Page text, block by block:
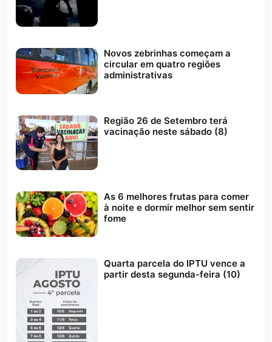
Novos zebrinhas começam a
circular em quatro regiões
administrativas
Região 26 de Setembro terá
vacinação neste sábado (8)
As 6 melhores frutas para comer
à noite e dormir melhor sem sentir
fome
Quarta parcela do IPTU vence a
partir desta segunda-feira (10)